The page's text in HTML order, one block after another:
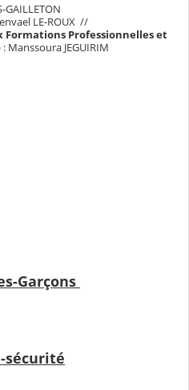
GAILLETON
LE-ROUX //
Formations Professionnelles et
: Manssoura JEGUIRIM
Garçons
sécurité